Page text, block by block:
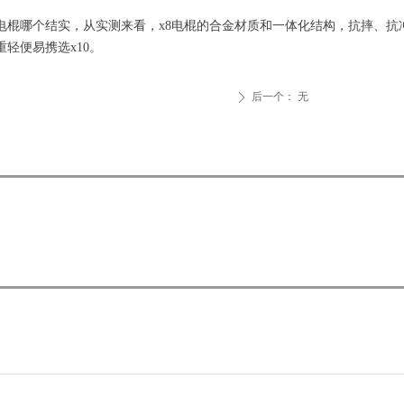
哪个结实，从实测来看，x8电棍的合金材质和一体化结构，抗摔、
便易携选x10。
ꄲ 后一个： 无